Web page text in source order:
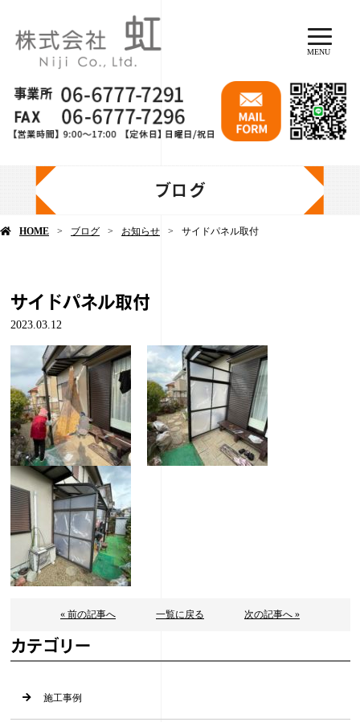
MENU
ブログ
HOME ブログ お知らせ サイドパネル取付
サイドパネル取付
2023.03.12
« 前の記事へ 一覧に戻る 次の記事へ »
カテゴリー
施工事例